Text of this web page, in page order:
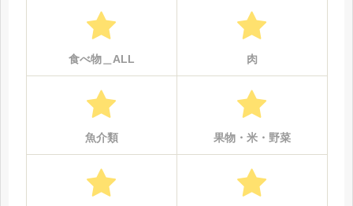
食べ物＿ALL 肉
魚介類 果物・米・野菜